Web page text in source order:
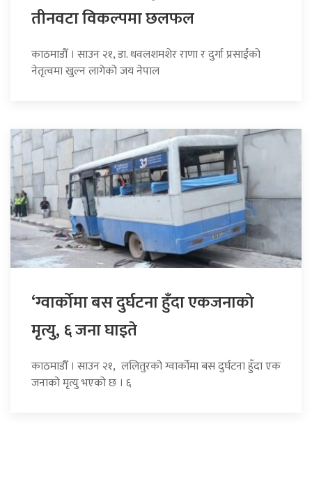
तीनवटा विकल्पमा छलफल
काठमाडौँ । साउन २१, डा. धवलशमशेर राणा र दुर्गा प्रसाईंको
नेतृत्वमा खुल्न लागेको जय नेपाल
‘ग्वार्कोमा बस दुर्घटना हुँदा एकजनाको
मृत्यु, ६ जना घाइते
काठमाडौँ । साउन २१, ललितुरको ग्वार्कोमा बस दुर्घटना हुँदा एक
जनाको मृत्यु भएको छ । ६